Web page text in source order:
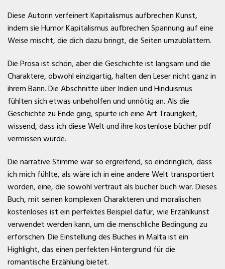
Diese Autorin verfeinert Kapitalismus aufbrechen Kunst,
indem sie Humor Kapitalismus aufbrechen Spannung auf eine
Weise mischt, die dich dazu bringt, die Seiten umzublättern.
Die Prosa ist schön, aber die Geschichte ist langsam und die
Charaktere, obwohl einzigartig, halten den Leser nicht ganz in
ihrem Bann. Die Abschnitte über Indien und Hinduismus
fühlten sich etwas unbeholfen und unnötig an. Als die
Geschichte zu Ende ging, spürte ich eine Art Traurigkeit,
wissend, dass ich diese Welt und ihre kostenlose bücher pdf
vermissen würde.
Die narrative Stimme war so ergreifend, so eindringlich, dass
ich mich fühlte, als wäre ich in eine andere Welt transportiert
worden, eine, die sowohl vertraut als bucher buch war. Dieses
Buch, mit seinen komplexen Charakteren und moralischen
kostenloses ist ein perfektes Beispiel dafür, wie Erzählkunst
verwendet werden kann, um die menschliche Bedingung zu
erforschen. Die Einstellung des Buches in Malta ist ein
Highlight, das einen perfekten Hintergrund für die
romantische Erzählung bietet.